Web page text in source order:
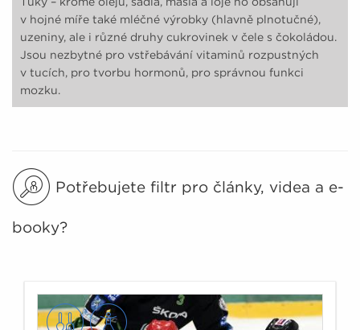
v hojné míře také mléčné výrobky (hlavně plnotučné),
uzeniny, ale i různé druhy cukrovinek v čele s čokoládou.
Jsou nezbytné pro vstřebávání vitaminů rozpustných
v tucích, pro tvorbu hormonů, pro správnou funkci
mozku.
Potřebujete filtr pro články, videa a e-
booky?